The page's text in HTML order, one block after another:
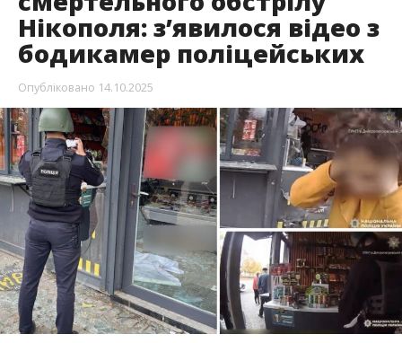
У Нікополі правоохоронці потрапили під
повторні удари дронів. Це трапилося під час
евакуації містян і молодої жінки, яка була у
критичному стані. На жаль,дівчина померла.
11 жовтня близько 11:00 окупанти спрямували
удар FPV-дроном по одному з магазинів на
центральній вулиці. Першими на місце прибули
екіпажі відділу реагування патрульної поліції.
Серед постраждалих була 23-річна дівчина —
уламки влучили їй у голову, вона знепритомніла та